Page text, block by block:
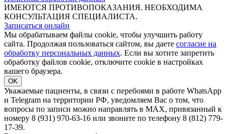
ИМЕЮТСЯ ПРОТИВОПОКАЗАНИЯ. НЕОБХОДИМА
КОНСУЛЬТАЦИЯ СПЕЦИАЛИСТА.
Записаться онлайн
Мы обрабатываем файлы cookie, чтобы улучшить работу
сайта. Продолжая пользоваться сайтом, вы даете согласие на
обработку персональных данных. Если вы хотите запретить
обработку файлов cookie, отключите cookie в настройках
вашего браузера.
OK
Уважаемые пациенты, в связи с перебоями в работе WhatsApp
и Telegram на территории РФ, уведомляем Вас о том, что
вопросы по записи можно направлять в MAX, привязанный к
номеру 8 (931) 970-63-16 или звоните по телефону 8 (812) 779-
17-39.